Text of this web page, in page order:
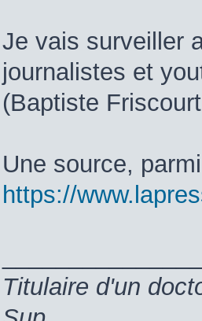
Je vais surveiller
journalistes et
(Baptiste
Une source,
https://
Titulaire d'un